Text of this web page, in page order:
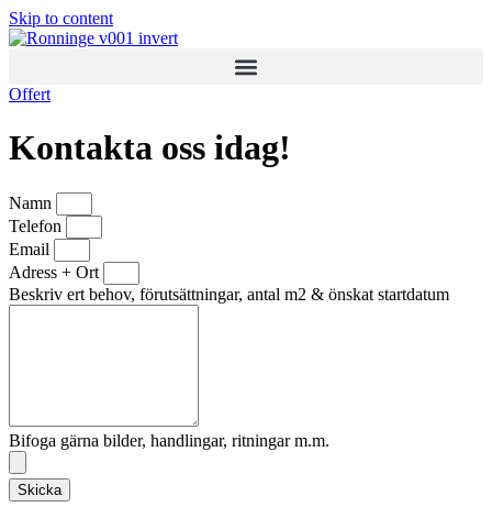
Skip to content
Offert
Kontakta oss idag!
Namn
Telefon
Email
Adress + Ort
Beskriv ert behov, förutsättningar, antal m2 & önskat startdatum
Bifoga gärna bilder, handlingar, ritningar m.m.
Skicka